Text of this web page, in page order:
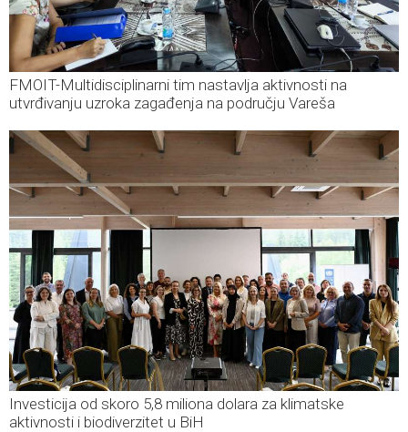
FMOIT-Multidisciplinarni tim nastavlja aktivnosti na
utvrđivanju uzroka zagađenja na području Vareša
Investicija od skoro 5,8 miliona dolara za klimatske
aktivnosti i biodiverzitet u BiH